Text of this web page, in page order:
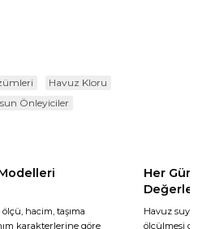
Havuz Kloru
Önleyiciler
hacim, taşıma
karakterlerine göre
Her
Havuz
ölçülmesi